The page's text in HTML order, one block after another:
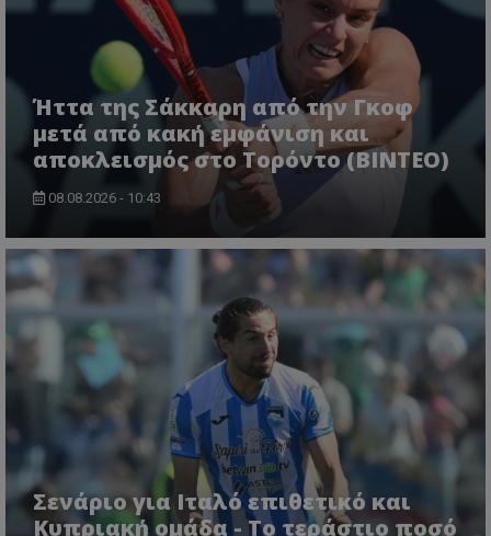
Ήττα της Σάκκαρη από την Γκοφ
μετά από κακή εμφάνιση και
αποκλεισμός στο Τορόντο (ΒΙΝΤΕΟ)
08.08.2026 - 10:43
Σενάριο για Ιταλό επιθετικό και
Κυπριακή ομάδα - Το τεράστιο ποσό